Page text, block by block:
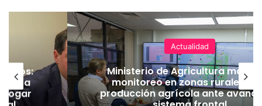
PC a
Actualidad
Ministerio de Agricultura
monitoreo en zonas rurales y
producción agrícola ante